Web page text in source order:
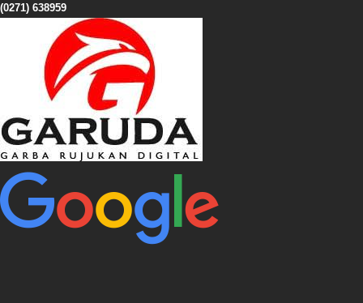
(0271) 638959